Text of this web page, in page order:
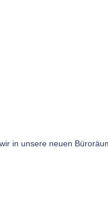
in unsere neuen